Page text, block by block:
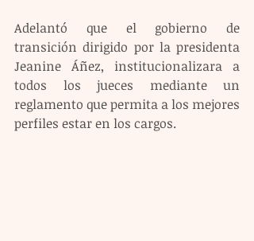
Adelantó que el gobierno de
transición dirigido por la presidenta
Jeanine Áñez, institucionalizara a
todos los jueces mediante un
reglamento que permita a los mejores
perfiles estar en los cargos.